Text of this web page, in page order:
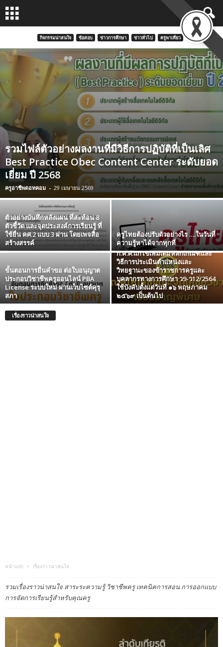
กิจกรรมน่าสนใจ ข้อสอบ ข่าวการศึกษา ข่าวทั่วไป ครูพาเที่ยว
รวมไฟล์ตัวอย่างผลงานที่มีวิธีการปฏิบัติที่เป็นเลิศ
Best Practice Obec Content Center ระดับยอด
เยี่ยม ปี 2568
ครูอาชีพดอทคอม - 29 เมษายน 2569
ตัวอย่างบันทึกหลังแผน ที่สะท้อน 8
ตัวชี้วัด และจุดประสงค์การเรียนรู้ ที่
ใช้ยื่น คศ.2 แบบ 3 ผ่าน โดยเพจสื่อ
สร้างสรรค์
ครูไทยต้องปรับตัวอย่างไร ….ในวันที่
ความรู้หาได้จากทุกที่
ขั้นตอนการยื่นคำขอ ต่อใบอนุญาต
ประกอบวิชาชีพครูออนไลน์ PBA
License ระบบใหม่ ผ่านเว็บไซต์คุรุ
สภา
ดาวน์โหลด เกณฑ์ใหม่เชิงประจักษ์
เชี่ยวชาญ เชี่ยวชาญพิเศษ
ก.ค.ศ.แก้ไขเพิ่มเติมหลักเกณฑ์และ
วิธีการประเมินตำแหน่งและ
วิทยฐานะของข้าราชการครูและ
บุคลากรทางการศึกษา ว9-ว12/2564
ใช้บังคับตั้งแต่วันที่ ๑๖ พฤษภาคม
๒๕๖๙ เป็นต้นไป
เรื่องราวน่าสนใจ
หน้าแรก เรื่องราวน่าสนใจ
รวมเรื่องราวน่าสนใจ สาระระความรู้ วิชาชีพครู เทคนิคการสอน การออกแบบ
การจัดการเรียนรู้สำหรับคุณครู